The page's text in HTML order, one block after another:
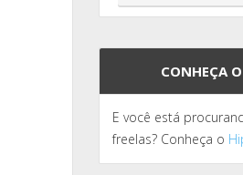
CONHEÇA
E você está
freelas? Conheça o